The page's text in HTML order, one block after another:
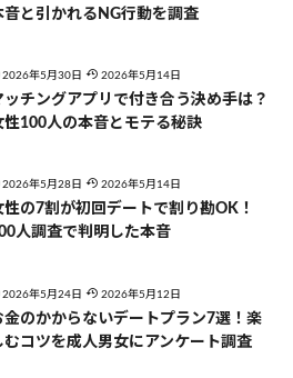
音と引かれるNG行動を調査
2026年5月30日 2026年5月14日
ッチングアプリで付き合う決め手は？
性100人の本音とモテる秘訣
2026年5月28日 2026年5月14日
性の7割が初回デートで割り勘OK！
人調査で判明した本音
2026年5月24日 2026年5月12日
金のかからないデートプラン7選！楽
むコツを成人男女にアンケート調査